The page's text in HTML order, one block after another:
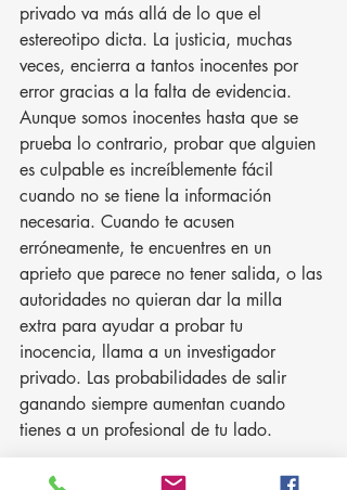
privado va más allá de lo que el
estereotipo dicta. La justicia, muchas
veces, encierra a tantos inocentes por
error gracias a la falta de evidencia.
Aunque somos inocentes hasta que se
prueba lo contrario, probar que alguien
es culpable es increíblemente fácil
cuando no se tiene la información
necesaria. Cuando te acusen
erróneamente, te encuentres en un
aprieto que parece no tener salida, o las
autoridades no quieran dar la milla
extra para ayudar a probar tu
inocencia, llama a un investigador
privado. Las probabilidades de salir
ganando siempre aumentan cuando
tienes a un profesional de tu lado.
Nosotros en Covert Intelligence, LLC